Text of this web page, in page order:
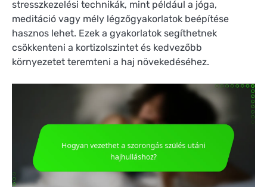
stresszkezelési technikák, mint például a jóga,
meditáció vagy mély légzőgyakorlatok beépítése
hasznos lehet. Ezek a gyakorlatok segíthetnek
csökkenteni a kortizolszintet és kedvezőbb
környezetet teremteni a haj növekedéséhez.